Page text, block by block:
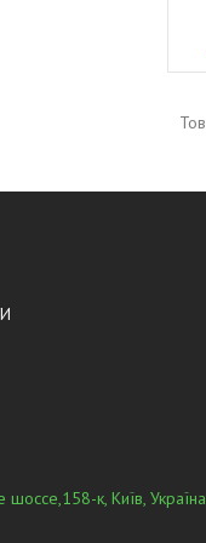
шоссе,158-к, Київ, Україна